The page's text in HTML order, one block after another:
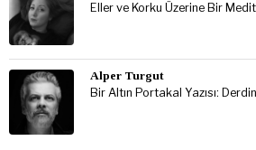
Eller ve Korku Üzerine Bir
Alper Turgut
Bir Altın Portakal Yazısı: